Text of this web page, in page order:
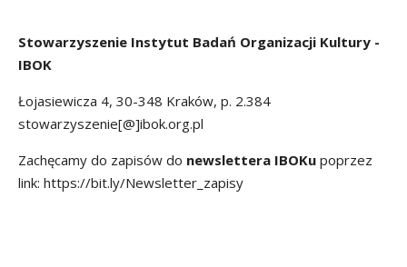
Stowarzyszenie Instytut Badań Organizacji Kultury -
IBOK
Łojasiewicza 4, 30-348 Kraków, p. 2.384
stowarzyszenie[@]ibok.org.pl
Zachęcamy do zapisów do newslettera IBOKu poprzez
link: https://bit.ly/Newsletter_zapisy